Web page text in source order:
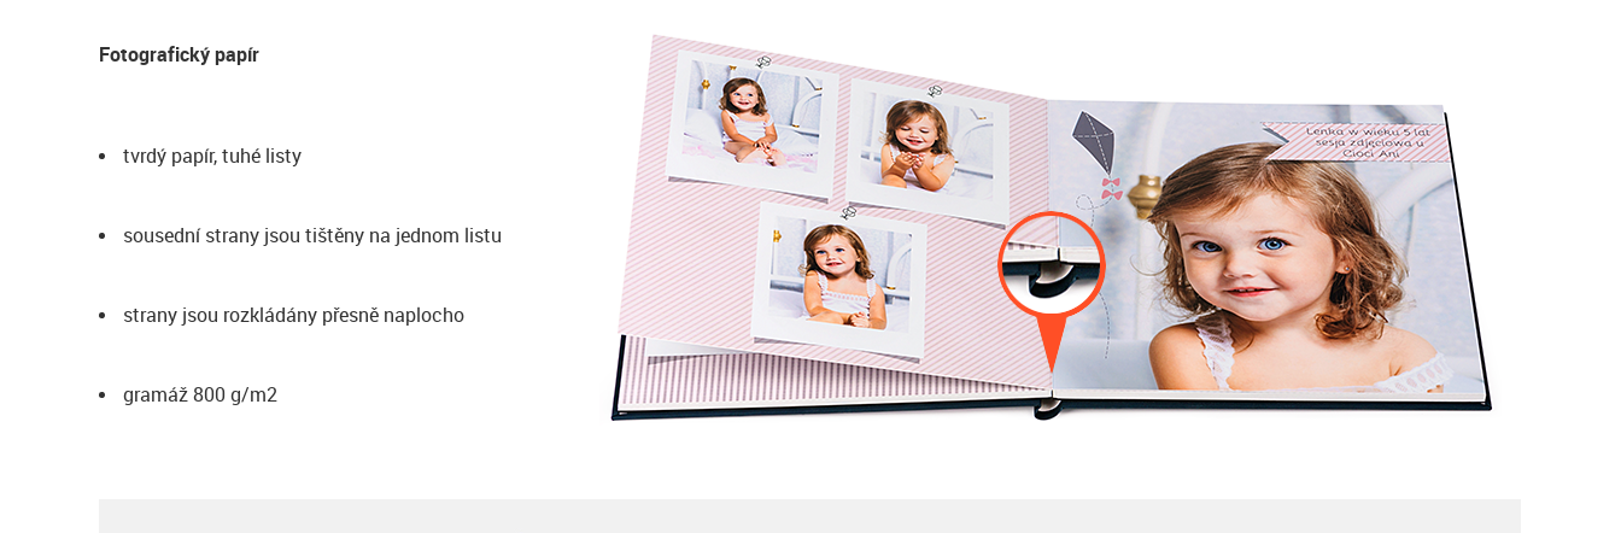
Fotografický papír
tvrdý papír, tuhé listy
sousední strany jsou tištěny na jednom listu
strany jsou rozkládány přesně naplocho
gramáž 800 g/m2